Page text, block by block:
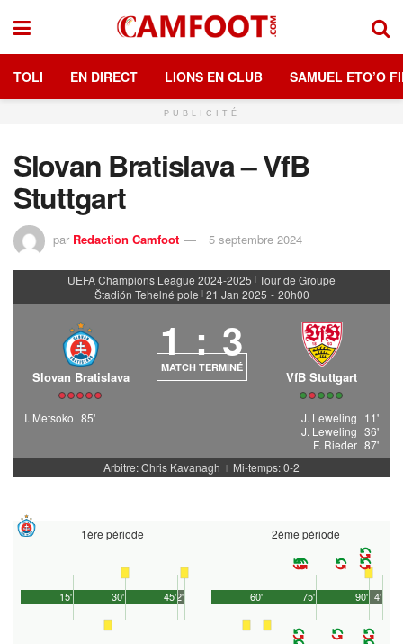
TOLI EN DIRECT LIONS EN CLUB SAMUEL ETO’O
PUBLICITÉ
Slovan Bratislava – VfB
Stuttgart
par Redaction Camfoot 5 septembre 2024
UEFA Champions League 2024-2025 | Tour de Groupe
Štadión Tehelné pole | 21 Jan 2025 - 20h00
Slovan Bratislava
1 : 3
MATCH TERMINÉ
VfB Stuttgart
I. Metsoko 85' J. Leweling 11'
J. Leweling 36'
F. Rieder 87'
Arbitre: Chris Kavanagh
| Mi-temps: 0-2
1ère période
45'
15' 30' 2'
2ème période
90'
60' 75' 4'